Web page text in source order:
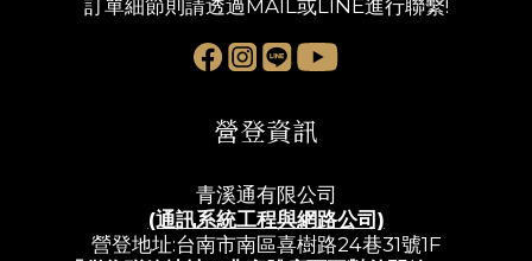
訂單細節則請透過MAIL或LINE進行聯繫!
營登資訊
青溪通有限公司
(通訊系統工程與網路公司)
營登地址:台南市南區喜樹路24巷31號1F